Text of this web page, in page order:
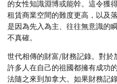
的女性知識淵博或能幹。這令獲
租賃商業空間的難度更高，以及
是因為先入為主、往往無意識的
不真確。
世代相傳的財富/財務記錄。對於
許多人在自己的祖國都擁有成功
法隨之來到加拿大。如果財務記